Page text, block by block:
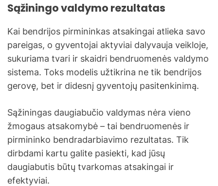
Sąžiningo valdymo rezultatas
Kai bendrijos pirmininkas atsakingai atlieka savo
pareigas, o gyventojai aktyviai dalyvauja veikloje,
sukuriama tvari ir skaidri bendruomenės valdymo
sistema. Toks modelis užtikrina ne tik bendrijos
gerovę, bet ir didesnį gyventojų pasitenkinimą.
Sąžiningas daugiabučio valdymas nėra vieno
žmogaus atsakomybė – tai bendruomenės ir
pirmininko bendradarbiavimo rezultatas. Tik
dirbdami kartu galite pasiekti, kad jūsų
daugiabutis būtų tvarkomas atsakingai ir
efektyviai.